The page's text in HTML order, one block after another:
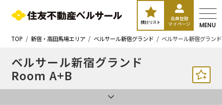
検討リスト
会員登録
マイページ
MENU
TOP
新宿・高田馬場エリア ベルサール新宿グランド ベルサール新宿グラ
ベルサール新宿グランド
Room A+B